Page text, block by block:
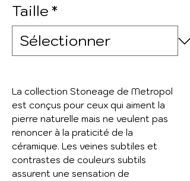
Taille*
La collection Stoneage de Metropol
est conçus pour ceux qui aiment la
pierre naturelle mais ne veulent pas
renoncer à la praticité de la
céramique. Les veines subtiles et
contrastes de couleurs subtils
assurent une sensation de